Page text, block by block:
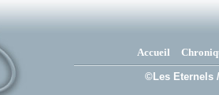
Accueil
©Les Eternels